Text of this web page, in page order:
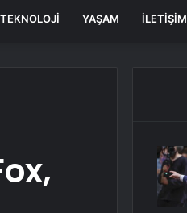
TEKNOLOJI YAŞAM İLETIŞIM